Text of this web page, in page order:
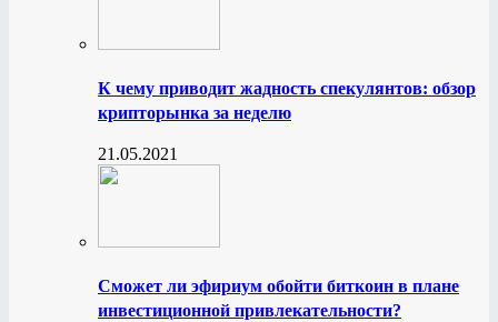
К чему приводит жадность спекулянтов: обзор
крипторынка за неделю
21.05.2021
Сможет ли эфириум обойти биткоин в плане
инвестиционной привлекательности?